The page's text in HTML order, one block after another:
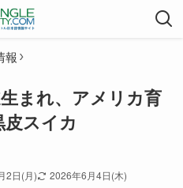
報
まれ、アメリカ育
スイカ
2日(月) 2026年6月4日(木)